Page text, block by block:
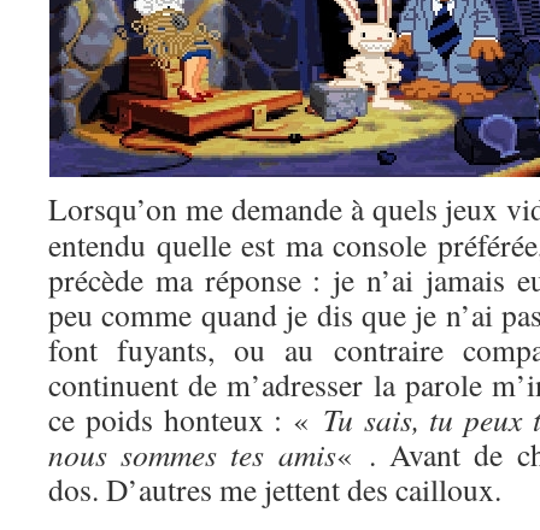
Lorsqu’on me demande à quels jeux
entendu quelle est ma console
précède ma réponse : je n’ai jamais
peu comme quand je dis que je n’ai
font fuyants, ou au contraire
continuent de m’adresser la parole
ce poids honteux : « Tu sais, tu peux
nous sommes tes amis« . Avant de
dos. D’autres me jettent des cailloux.